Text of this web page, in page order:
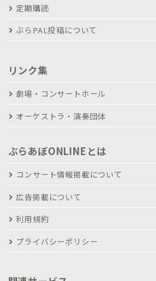
定期購読
ぶらPAL投稿について
リンク集
劇場・コンサートホール
オーケストラ・演奏団体
ぶらあぼONLINEとは
コンサート情報掲載について
広告掲載について
利用規約
プライバシーポリシー